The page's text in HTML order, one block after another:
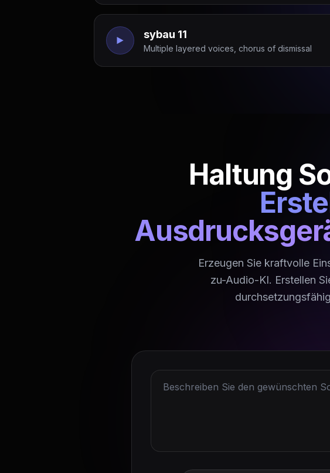
sybau 11
Multiple layered voices, chorus of dismissal
Haltung
Erzeugen Sie kraftvolle
zu-Audio-KI. Erstellen